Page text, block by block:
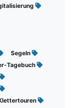
Segeln
Tagebuch